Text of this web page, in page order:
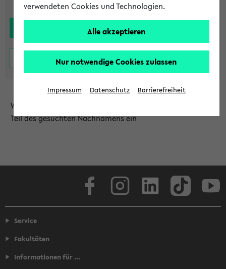
Wählen Sie die Einrichtung aus und/oder geben Sie einen
Teil des gesuchten Nachnamens ein
Service
Fakultäten
Informationen für ...
verwendeten Cookies und Technologien.
Alle akzeptieren
Nur notwendige Cookies zulassen
Impressum Datenschutz Barrierefreiheit